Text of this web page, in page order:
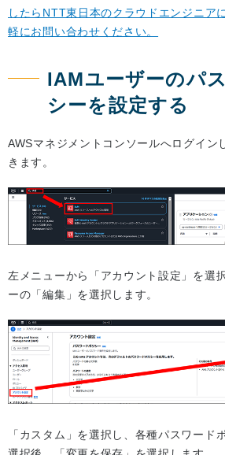
したらNTT東日本のクラウドエンジニア
軽にお問い合わせください。
IAMユーザーのパ
シーを設定する
AWSマネジメントコンソールへログイン
きます。
左メニューから「アカウント設定」を選
ーの「編集」を選択します。
「カスタム」を選択し、各種パスワード